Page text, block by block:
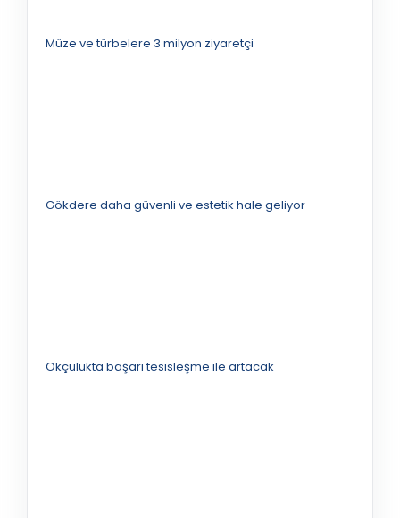
Müze ve türbelere 3 milyon ziyaretçi
Gökdere daha güvenli ve estetik hale geliyor
Okçulukta başarı tesisleşme ile artacak